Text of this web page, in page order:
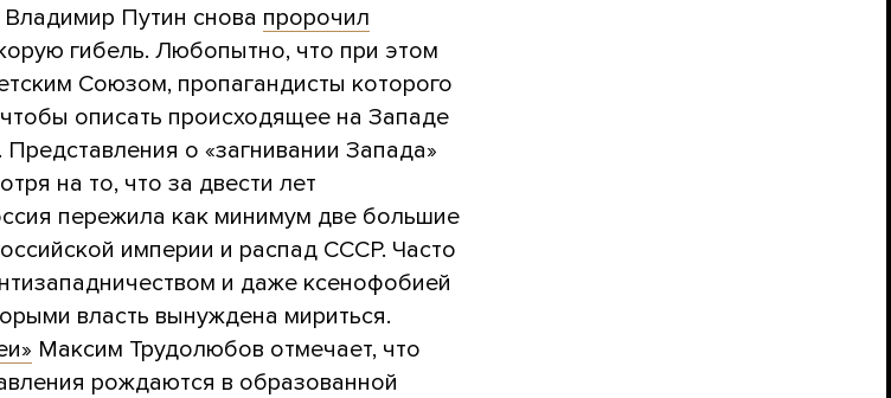
Путин снова пророчил
гибель. Любопытно, что при этом
Союзом, пропагандисты которого
описать происходящее на Западе
о «загнивании Запада»
на то, что за двести лет
пережила как минимум две большие
империи и распад СССР. Часто
и даже ксенофобией
власть вынуждена мириться.
Максим Трудолюбов отмечает, что
рождаются в образованной